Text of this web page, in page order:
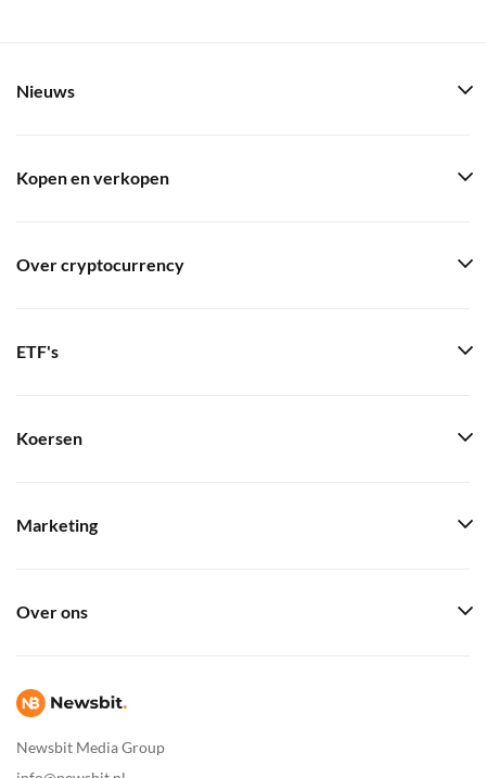
Newsbit Media Group
Nieuws
Kopen en verkopen
Over cryptocurrency
ETF's
Koersen
Marketing
Over ons